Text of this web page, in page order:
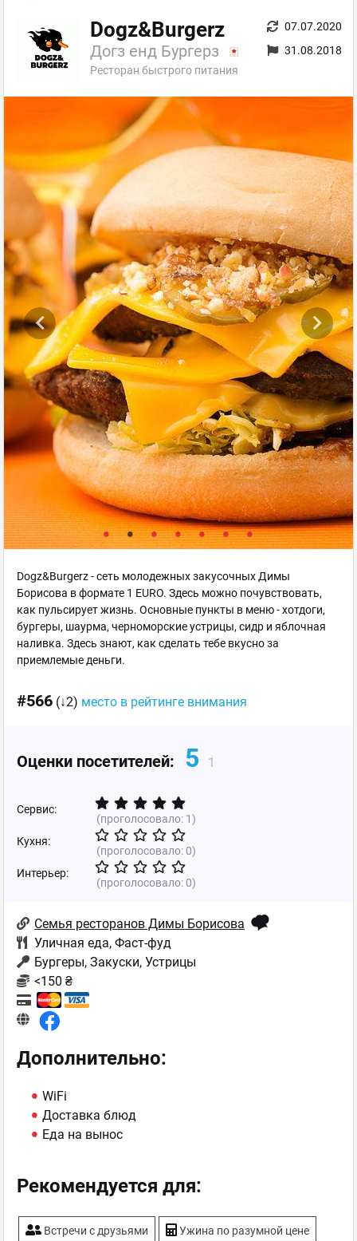
Dogz&Burgerz
Догз енд Бургерз
Ресторан быстрого питания
07.07.2020
31.08.2018
Dogz&Burgerz - сеть молодежных закусочных Димы
Борисова в формате 1 EURO. Здесь можно почувствовать,
как пульсирует жизнь. Основные пункты в меню - хотдоги,
бургеры, шаурма, черноморские устрицы, сидр и яблочная
наливка. Здесь знают, как сделать тебе вкусно за
приемлемые деньги.
#566 (↓2) место в рейтинге внимания
Оценки посетителей: 5 1
Сервис:
(проголосовало: 1)
Кухня:
(проголосовало:0)
Интерьер:
(проголосовало:0)
Семья ресторанов Димы Борисова
Уличная еда, Фаст-фуд
Бургеры, Закуски, Устрицы
<150 ₴
Дополнительно:
WiFi
Доставка блюд
Еда на вынос
Рекомендуется для:
Встречи с друзьями Ужина по разумной цене